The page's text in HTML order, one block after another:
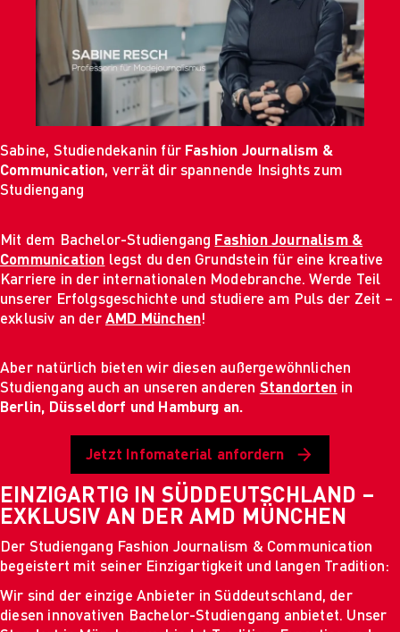
Sabine, Studiendekanin fürFashion Journalism &
Communication, verrät dir spannende Insights zum
Studiengang
Mit dem Bachelor-Studiengang Fashion Journalism &
Communication legst du den Grundstein für eine kreative
Karriere in der internationalen Modebranche. Werde Teil
unserer Erfolgsgeschichte und studiere am Puls der Zeit –
exklusiv an derAMD München!
Aber natürlich bieten wir diesen außergewöhnlichen
Studiengang auch an unseren anderen Standorten in
Berlin, Düsseldorf und Hamburg an.
Jetzt Infomaterial anfordern
EINZIGARTIG IN SÜDDEUTSCHLAND –
EXKLUSIV AN DER AMD MÜNCHEN
Der Studiengang Fashion Journalism & Communication
begeistert mit seiner Einzigartigkeit und langen Tradition:
Wir sind der einzige Anbieter in Süddeutschland, der
diesen innovativen Bachelor-Studiengang anbietet. Unser